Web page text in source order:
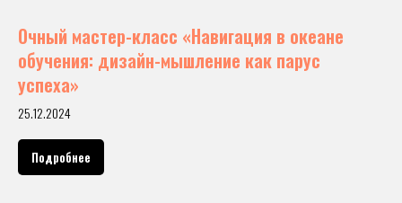
Очный мастер-класс «Навигация в океане
обучения: дизайн-мышление как парус
успеха»
25.12.2024
Подробнее